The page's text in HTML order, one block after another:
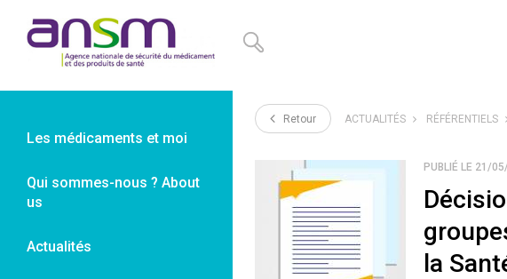
Les médicaments et moi
Qui sommes-nous ? About
us
Actualités
Retour ACTUALITÉS RÉFÉRENTIELS
PUBLIÉ LE 21/
la